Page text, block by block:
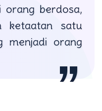
orang berdosa,
ketaatan satu
menjadi orang